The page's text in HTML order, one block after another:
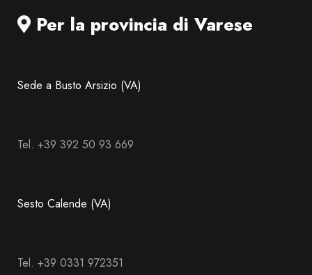
Per la provincia di Varese
Sede a Busto Arsizio (VA)
Tel. +39 392 50 93 669
Sesto Calende (VA)
Tel. +39 0331 972351